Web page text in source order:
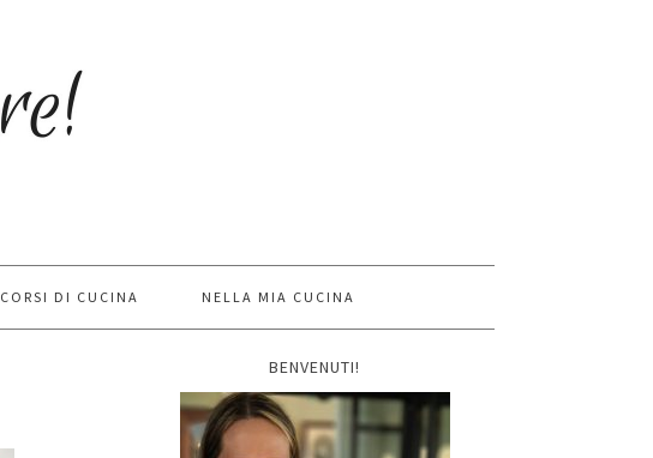
CORSI DI CUCINA NELLA MIA CUCINA
BENVENUTI!